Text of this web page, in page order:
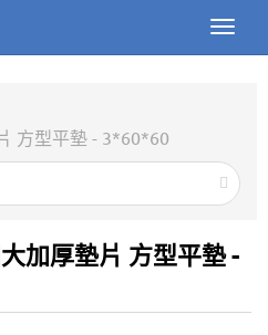
Toggle
方型平墊 - 3*60*60
加厚墊片 方型平墊 -